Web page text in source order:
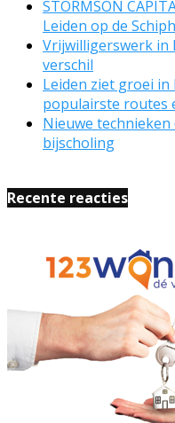
STORMSON
Leiden op de
Vrijwilligerswerk in
verschil
Leiden ziet groei
populairste routes
Nieuwe
bijscholing
Recente reacties